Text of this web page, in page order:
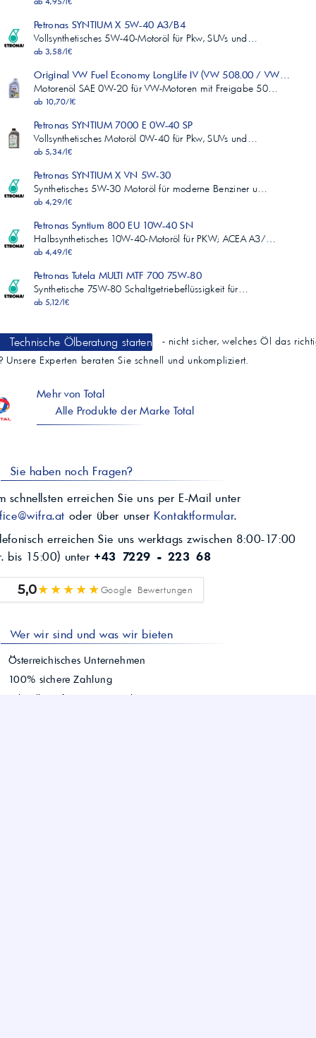
Petronas SYNTIUM X 5W-40 A3/B4
Vollsynthetisches 5W-40-Motoröl für Pkw, SUVs und…
ab 3,58/l€
Original VW Fuel Economy LongLife IV (VW 508.00 / VW
Motorenöl SAE 0W-20 für VW-Motoren mit Freigabe 50…
ab 10,70/l€
Petronas SYNTIUM 7000 E 0W-40 SP
Vollsynthetisches Motoröl 0W-40 für Pkw, SUVs und…
ab 5,34/l€
Petronas SYNTIUM X VN 5W-30
Synthetisches 5W-30 Motoröl für moderne Benziner u…
ab 4,29/l€
Petronas Syntium 800 EU 10W-40 SN
Halbsynthetisches 10W-40-Motoröl für PKW; ACEA A3/…
ab 4,49/l€
Petronas Tutela MULTI MTF 700 75W-80
Synthetische 75W-80 Schaltgetriebeflüssigkeit für…
ab 5,12/l€
Technische Ölberatung starten
- nicht sicher, welches Öl das
Unsere Experten beraten Sie schnell und unkompliziert.
Mehr von Total
Alle Produkte der Marke Total
Sie haben noch Fragen?
schnellsten erreichen Sie uns per E-Mail unter
oder über unser Kontaktformular.
erreichen Sie uns werktags zwischen 8:00-17:00
bis 15:00) unter +43 7229 - 223 68
5,0★★★★★Google Bewertungen
Wer wir sind und was wir bieten
Österreichisches Unternehmen
100% sichere Zahlung
Schnelle Lieferung österreichweit